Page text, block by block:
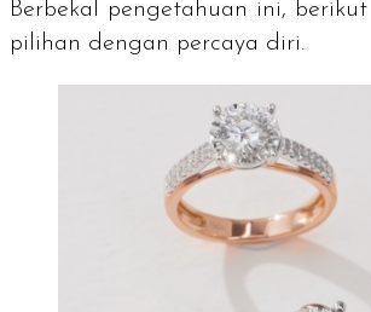
Berbekal pengetahuan ini,
pilihan dengan percaya diri.